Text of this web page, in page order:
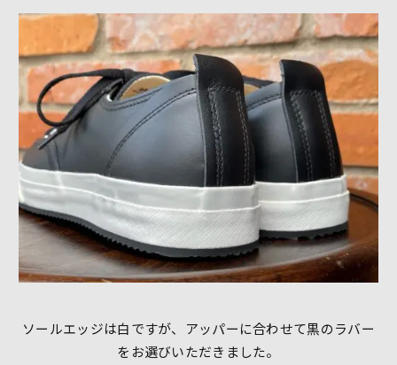
ソールエッジは白ですが、アッパーに合わせて黒のラバー
をお選びいただきました。